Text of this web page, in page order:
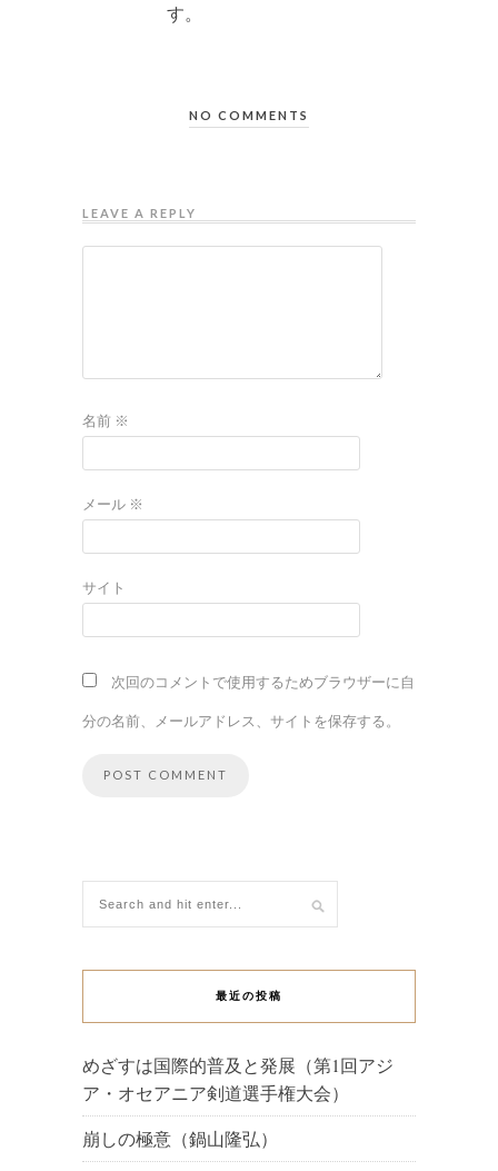
す。
NO COMMENTS
LEAVE A REPLY
名前 ※
メール ※
サイト
次回のコメントで使用するためブラウザーに自
分の名前、メールアドレス、サイトを保存する。
最近の投稿
めざすは国際的普及と発展（第1回アジ
ア・オセアニア剣道選手権大会）
崩しの極意（鍋山隆弘）